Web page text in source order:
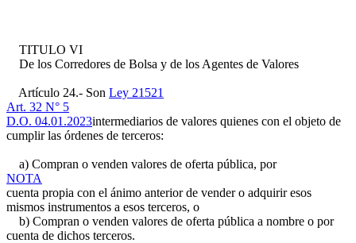
TITULO VI
De los Corredores de Bolsa y de los Agentes de Valores
Artículo 24.- Son Ley 21521
Art. 32 N° 5
D.O. 04.01.2023intermediarios de valores quienes con el objeto de
cumplir las órdenes de terceros:
a) Compran o venden valores de oferta pública, por
NOTA
cuenta propia con el ánimo anterior de vender o adquirir esos
mismos instrumentos a esos terceros, o
b) Compran o venden valores de oferta pública a nombre o por
cuenta de dichos terceros.